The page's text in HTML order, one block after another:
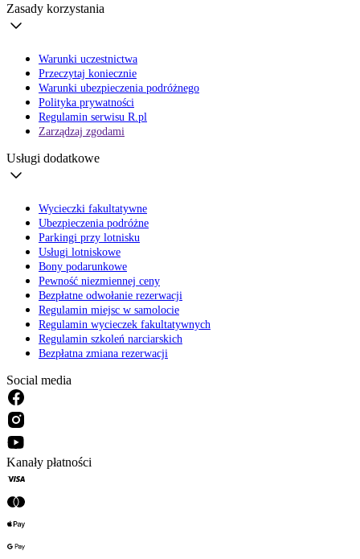
Zasady korzystania
Warunki uczestnictwa
Przeczytaj koniecznie
Warunki ubezpieczenia podróżnego
Polityka prywatności
Regulamin serwisu R.pl
Zarządzaj zgodami
Usługi dodatkowe
Wycieczki fakultatywne
Ubezpieczenia podróżne
Parkingi przy lotnisku
Usługi lotniskowe
Bony podarunkowe
Pewność niezmiennej ceny
Bezpłatne odwołanie rezerwacji
Regulamin miejsc w samolocie
Regulamin wycieczek fakultatywnych
Regulamin szkoleń narciarskich
Bezpłatna zmiana rezerwacji
Social media
Kanały płatności